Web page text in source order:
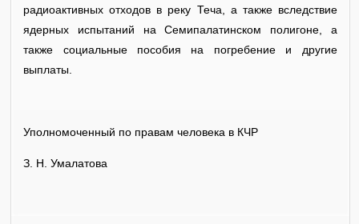
радиоактивных отходов в реку Теча, а также вследствие
ядерных испытаний на Семипалатинском полигоне, а
также социальные пособия на погребение и другие
выплаты.
Уполномоченный по правам человека в КЧР
З. Н. Умалатова